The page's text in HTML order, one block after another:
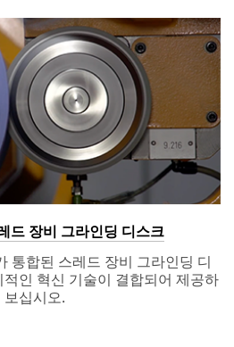
장비 그라인딩 디스크
통합된 스레드 장비 그라인딩 디
인 혁신 기술이 결합되어 제공하
십시오.